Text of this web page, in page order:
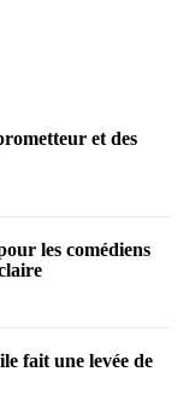
et des
les comédiens
fait une levée de